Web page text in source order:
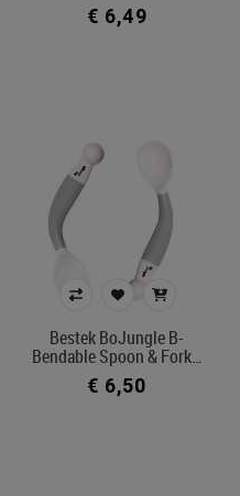
€ 6,49
Bestek BoJungle B-
Bendable Spoon & Fork…
€ 6,50